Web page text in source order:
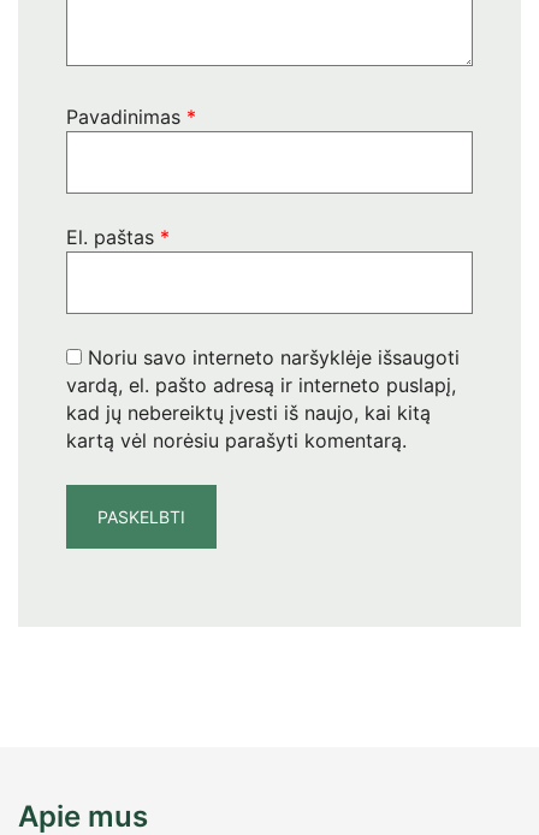
Pavadinimas *
El. paštas *
Noriu savo interneto naršyklėje išsaugoti
vardą, el. pašto adresą ir interneto puslapį,
kad jų nebereiktų įvesti iš naujo, kai kitą
kartą vėl norėsiu parašyti komentarą.
Apie mus